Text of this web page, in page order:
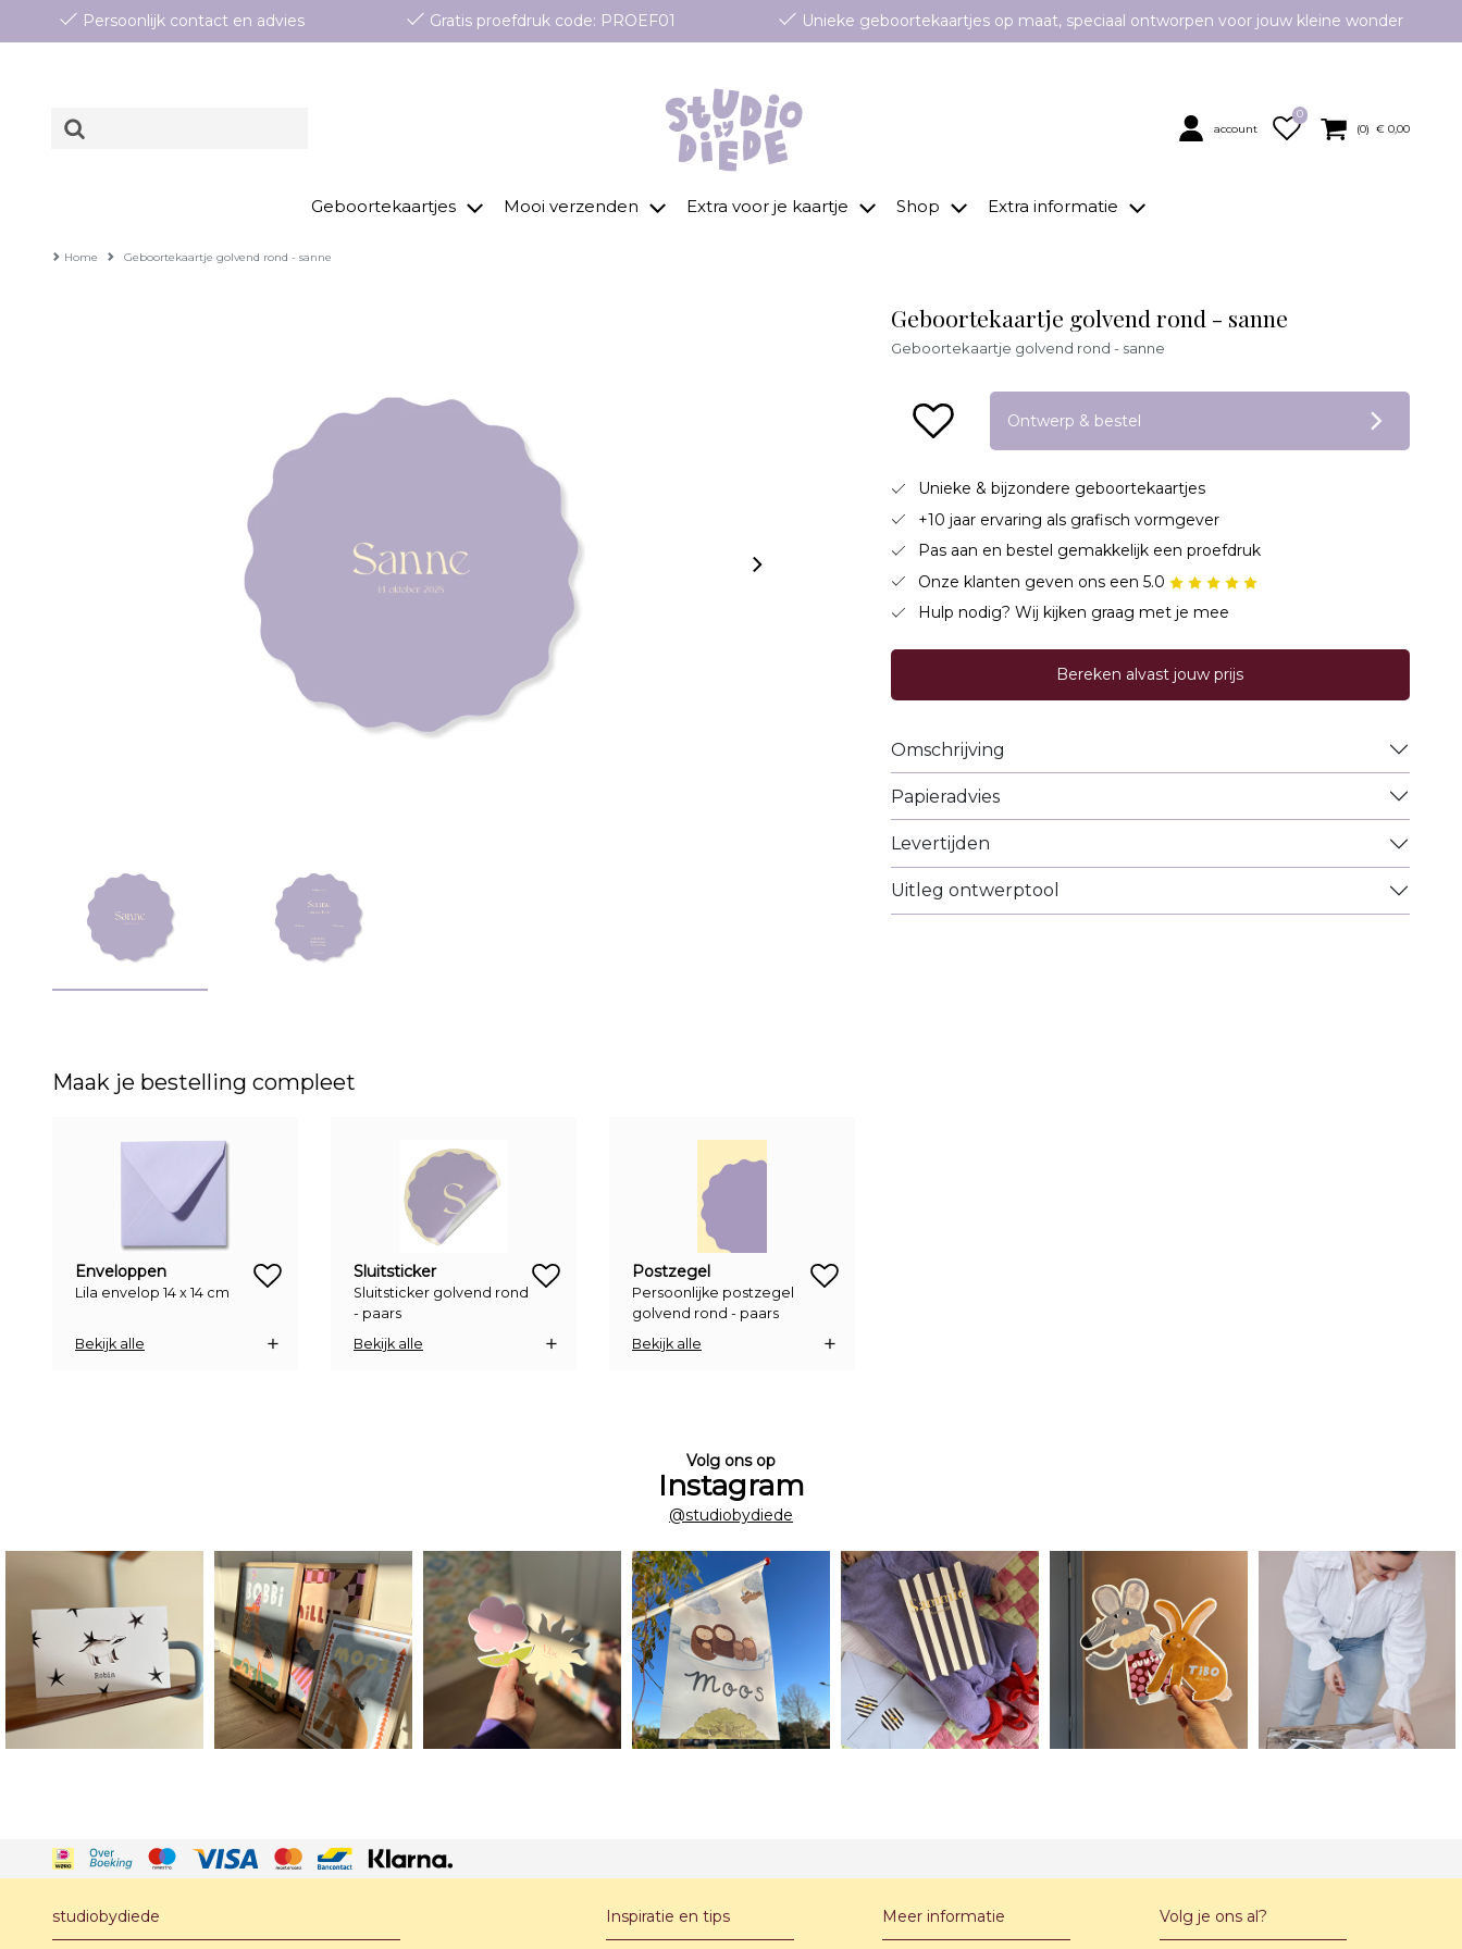
Persoonlijk contact en advies Gratis proefdruk code: PROEF01 Unieke geboortekaartjes op maat, speciaal ontworpen voor jouw kleine wonder
account
0
(0) € 0,00
Geboortekaartjes Mooi verzenden Extra voor je kaartje Shop Extra informatie
Home Geboortekaartje golvend rond - sanne
Geboortekaartje golvend rond - sanne
Geboortekaartje golvend rond - sanne
Ontwerp & bestel
Unieke & bijzondere geboortekaartjes
+10 jaar ervaring als grafisch vormgever
Pas aan en bestel gemakkelijk een proefdruk
Onze klanten geven ons een 5.0
Hulp nodig? Wij kijken graag met je mee
Bereken alvast jouw prijs
Omschrijving
Papieradvies
Levertijden
Uitleg ontwerptool
Maak je bestelling compleet
zet op verlanglijstje
Enveloppen
Lila envelop 14 x 14 cm
Bekijk alle
zet op verlanglijstje
Sluitsticker
Sluitsticker golvend rond
- paars
Bekijk alle
zet op verlanglijstje
Postzegel
Persoonlijke postzegel
golvend rond - paars
Bekijk alle
Volg ons op
Instagram
@studiobydiede
studiobydiede Inspiratie en tips Meer informatie Volg je ons al?